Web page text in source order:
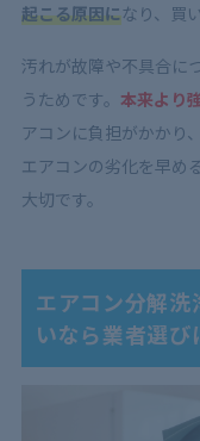
起こる原因になり、買
汚れが故障や不具合に
うためです。 本来より
アコンに負担がかかり
エアコンの劣化を早め
大切です。
エアコン分解
いなら業者選び